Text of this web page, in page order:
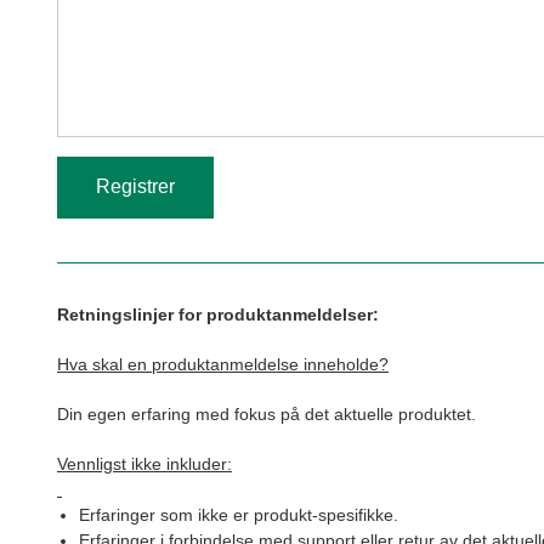
Retningslinjer for produktanmeldelser:
Hva skal en produktanmeldelse inneholde?
Din egen erfaring med fokus på det aktuelle produktet.
Vennligst ikke inkluder:
Erfaringer som ikke er produkt-spesifikke.